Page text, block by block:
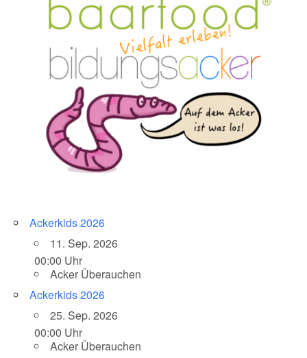
Ackerkids 2026
11. Sep. 2026
00:00 Uhr
Acker Überauchen
Ackerkids 2026
25. Sep. 2026
00:00 Uhr
Acker Überauchen